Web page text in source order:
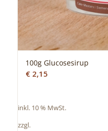
100g Glucosesirup
€2,15
inkl. 10 % MwSt.
zzgl.